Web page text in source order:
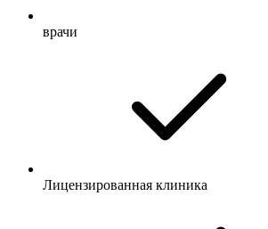
врачи
Лицензированная клиника